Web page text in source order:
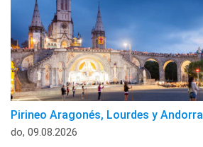
Pirineo Aragonés, Lourdes y Andorra
do, 09.08.2026